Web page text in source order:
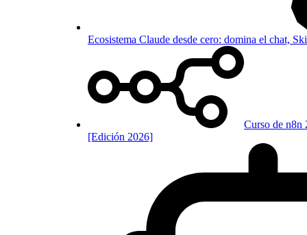
Ecosistema Claude desde cero: domina el chat,
Curso de n8n
[Edición 2026]